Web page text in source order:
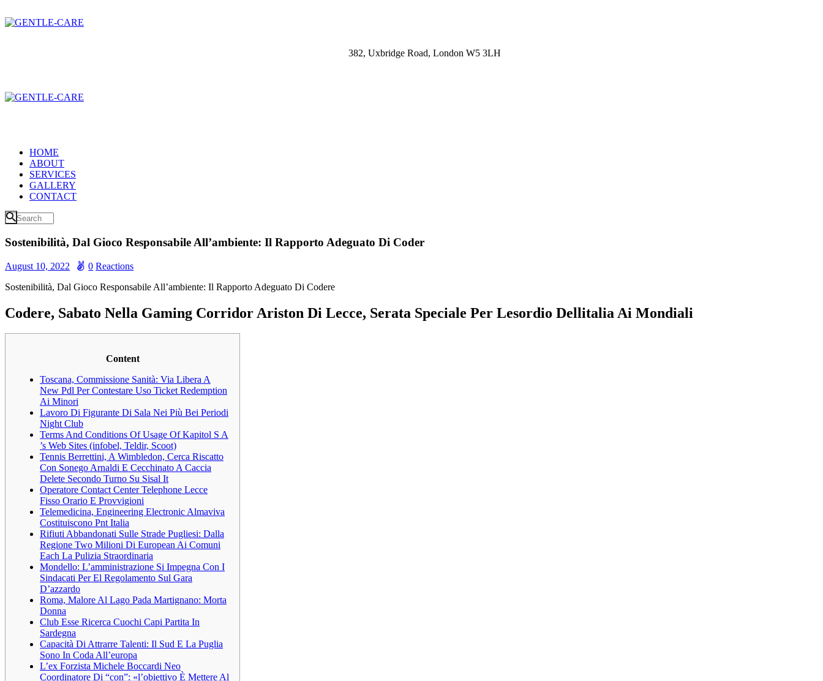
382, Uxbridge Road, London W5 3LH
HOME
ABOUT
SERVICES
GALLERY
CONTACT
Sostenibilità, Dal Gioco Responsabile All’ambiente: Il Rapporto Adeguato Di Coder
August 10, 2022 0 Reactions
Sostenibilità, Dal Gioco Responsabile All’ambiente: Il Rapporto Adeguato Di Codere
Codere, Sabato Nella Gaming Corridor Ariston Di Lecce, Serata Speciale Per Lesordio Dellitalia Ai Mondiali
Content
Toscana, Commissione Sanità: Via Libera A
New Pdl Per Contestare Uso Ticket Redemption
Ai Minori
Lavoro Di Figurante Di Sala Nei Più Bei Periodi
Night Club
Terms And Conditions Of Usage Of Kapitol S A
’s Web Sites (infobel, Teldir, Scoot)
Tennis Berrettini, A Wimbledon, Cerca Riscatto
Con Sonego Arnaldi E Cecchinato A Caccia
Delete Secondo Turno Su Sisal It
Operatore Contact Center Telephone Lecce
Fisso Orario E Provvigioni
Telemedicina, Engineering Electronic Almaviva
Costituiscono Pnt Italia
Rifiuti Abbandonati Sulle Strade Pugliesi: Dalla
Regione Two Milioni Di European Ai Comuni
Each La Pulizia Straordinaria
Mondello: L’amministrazione Si Impegna Con I
Sindacati Per El Regolamento Sul Gara
D’azzardo
Roma, Malore Al Lago Pada Martignano: Morta
Donna
Club Esse Ricerca Cuochi Capi Partita In
Sardegna
Capacità Di Attrarre Talenti: Il Sud E La Puglia
Sono In Coda All’europa
L’ex Forzista Michele Boccardi Neo
Coordinatore Di “con”: «l’obiettivo È Mettere Al